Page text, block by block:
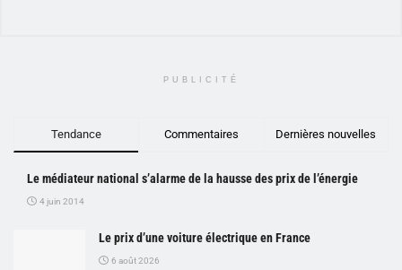
PUBLICITÉ
Tendance Commentaires Dernières nouvelles
Le médiateur national s’alarme de la hausse des prix de l’énergie
4 juin 2014
Le prix d’une voiture électrique en France
6 août 2026